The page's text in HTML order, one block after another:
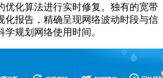
优化算法进行实时修复。独有的宽带
化报告，精确呈现网络波动时段与信
规划网络使用时间。